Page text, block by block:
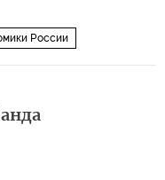
России